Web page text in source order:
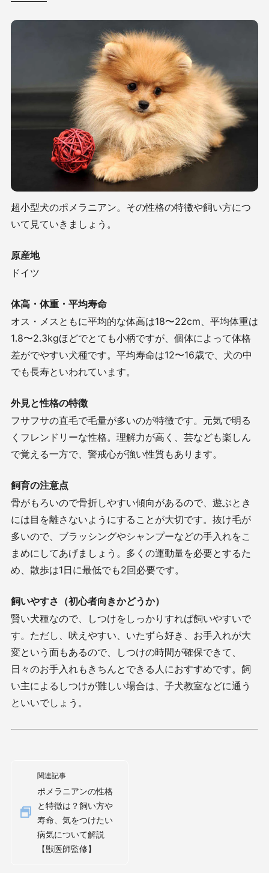
超小型犬のポメラニアン。その性格の特徴や飼い方につ
いて見ていきましょう。
原産地
ドイツ
体高・体重・平均寿命
オス・メスともに平均的な体高は18〜22cm、平均体重は
1.8〜2.3kgほどでとても小柄ですが、個体によって体格
差がでやすい犬種です。平均寿命は12〜16歳で、犬の中
でも長寿といわれています。
外見と性格の特徴
フサフサの直毛で毛量が多いのが特徴です。元気で明る
くフレンドリーな性格。理解力が高く、芸なども楽しん
で覚える一方で、警戒心が強い性質もあります。
飼育の注意点
骨がもろいので骨折しやすい傾向があるので、遊ぶとき
には目を離さないようにすることが大切です。抜け毛が
多いので、ブラッシングやシャンプーなどの手入れをこ
まめにしてあげましょう。多くの運動量を必要とするた
め、散歩は1日に最低でも2回必要です。
飼いやすさ（初心者向きかどうか）
賢い犬種なので、しつけをしっかりすれば飼いやすいで
す。ただし、吠えやすい、いたずら好き、お手入れが大
変という面もあるので、しつけの時間が確保できて、
日々のお手入れもきちんとできる人におすすめです。飼
い主によるしつけが難しい場合は、子犬教室などに通う
といいでしょう。
関連記事
ポメラニアンの性格
と特徴は？飼い方や
寿命、気をつけたい
病気について解説
【獣医師監修】